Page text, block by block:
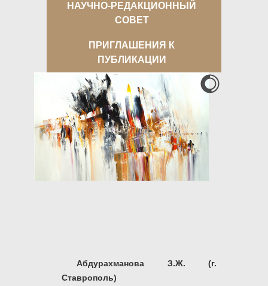
НАУЧНО-РЕДАКЦИОННЫЙ
СОВЕТ
ПРИГЛАШЕНИЯ К
ПУБЛИКАЦИИ
Абдурахманова З.Ж. (г.
Ставрополь)